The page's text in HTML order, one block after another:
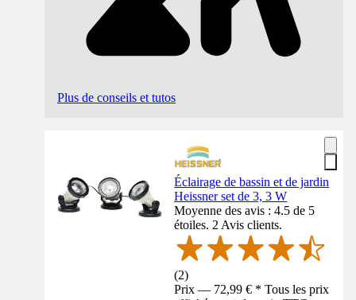
Plus de conseils et tutos
Éclairage de bassin et de jardin
Heissner set de 3, 3 W
Moyenne des avis : 4.5 de 5
étoiles. 2 Avis clients.
(2)
Prix — 72,99 € * Tous les prix